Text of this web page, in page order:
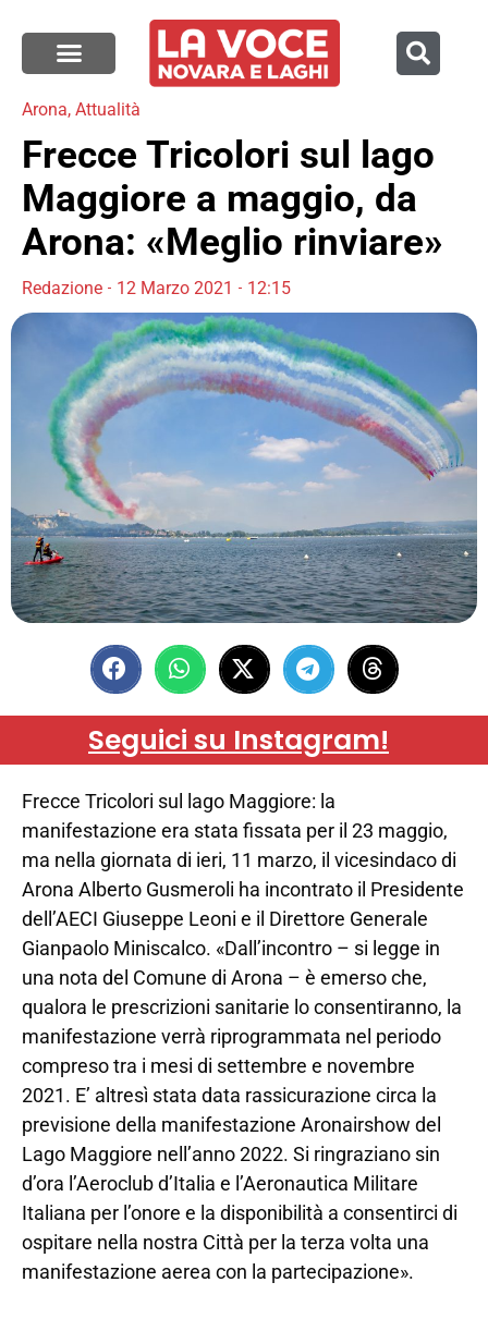
Arona, Attualità
Frecce Tricolori sul lago
Maggiore a maggio, da
Arona: «Meglio rinviare»
Redazione 12 Marzo 2021 12:15
Seguici su Instagram!
Frecce Tricolori sul lago Maggiore: la
manifestazione era stata fissata per il 23 maggio,
ma nella giornata di ieri, 11 marzo, il vicesindaco di
Arona Alberto Gusmeroli ha incontrato il Presidente
dell’AECI Giuseppe Leoni e il Direttore Generale
Gianpaolo Miniscalco. «Dall’incontro – si legge in
una nota del Comune di Arona – è emerso che,
qualora le prescrizioni sanitarie lo consentiranno, la
manifestazione verrà riprogrammata nel periodo
compreso tra i mesi di settembre e novembre
2021. E’ altresì stata data rassicurazione circa la
previsione della manifestazione Aronairshow del
Lago Maggiore nell’anno 2022. Si ringraziano sin
d’ora l’Aeroclub d’Italia e l’Aeronautica Militare
Italiana per l’onore e la disponibilità a consentirci di
ospitare nella nostra Città per la terza volta una
manifestazione aerea con la partecipazione».